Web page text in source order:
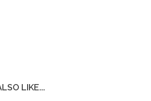
LIKE...